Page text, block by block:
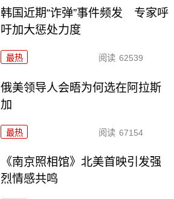
韩国近期“诈弹”事件频发 专家呼
吁加大惩处力度
最热 阅读 62539
俄美领导人会晤为何选在阿拉斯
加
最热 阅读 67154
《南京照相馆》北美首映引发强
烈情感共鸣